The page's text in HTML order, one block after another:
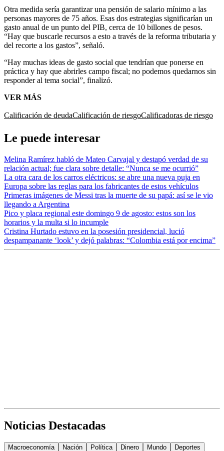
Otra medida sería garantizar una pensión de salario mínimo a las
personas mayores de 75 años. Esas dos estrategias significarían un
gasto anual de un punto del PIB, cerca de 10 billones de pesos.
“Hay que buscarle recursos a esto a través de la reforma tributaria y
del recorte a los gastos”, señaló.
“Hay muchas ideas de gasto social que tendrían que ponerse en
práctica y hay que abrirles campo fiscal; no podemos quedarnos sin
responder al tema social”, finalizó.
VER MÁS
Calificación de deudaCalificación de riesgoCalificadoras de riesgo
Le puede interesar
Melina Ramírez habló de Mateo Carvajal y destapó verdad de su
relación actual; fue clara sobre detalle: “Nunca se me ocurrió”
La otra cara de los carros eléctricos: se abre una nueva puja en
Europa sobre las reglas para los fabricantes de estos vehículos
Primeras imágenes de Messi tras la muerte de su papá: así se le vio
llegando a Argentina
Pico y placa regional este domingo 9 de agosto: estos son los
horarios y la multa si lo incumple
Cristina Hurtado estuvo en la posesión presidencial, lució
despampanante ‘look’ y dejó palabras: “Colombia está por encima”
Noticias Destacadas
Macroeconomía Nación Política Dinero Mundo Deportes